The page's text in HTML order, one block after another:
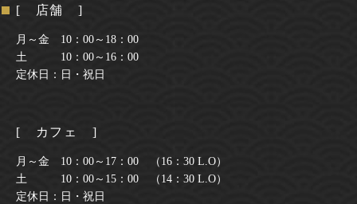
[ 店舗 ]
月～金 10：00～18：00
土 10：00～16：00
定休日：日・祝日
[ カフェ ]
月～金 10：00～17：00 （16：30 L.O）
土 10：00～15：00 （14：30 L.O）
定休日：日・祝日